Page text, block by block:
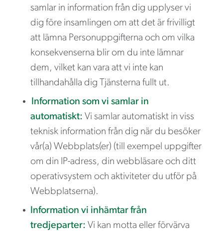
samlar in information från dig upplyser vi
dig före insamlingen om att det är frivilligt
att lämna Personuppgifterna och om vilka
konsekvenserna blir om du inte lämnar
dem, vilket kan vara att vi inte kan
tillhandahålla dig Tjänsterna fullt ut.
Information som vi samlar in
automatiskt: Vi samlar automatiskt in viss
teknisk information från dig när du besöker
vår(a) Webbplats(er) (till exempel uppgifter
om din IP-adress, din webbläsare och ditt
operativsystem och aktiviteter du utför på
Webbplatserna).
Information vi inhämtar från
tredjeparter: Vi kan motta eller förvärva